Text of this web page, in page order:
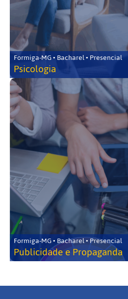
Formiga-MG • Bacharel • Presencial
Psicologia
Formiga-MG • Bacharel • Presencial
Publicidade e Propaganda